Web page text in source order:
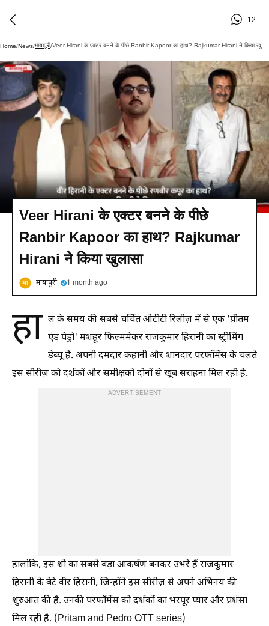
12
Home/News/मायापुरी/
Veer Hirani के एक्टर बनने के पीछे
Ranbir Kapoor का हाथ? Rajkumar
Hirani ने किया खुलासा
मायापुरी 1 month ago
हा ल के समय की सबसे चर्चित ओटीटी रिलीज़ में से एक 'प्रीतम
एंड पेड्रो' मशहूर फिल्ममेकर राजकुमार हिरानी का स्ट्रीमिंग
डेब्यू है. अपनी दमदार कहानी और शानदार परफॉर्मेंस के चलते
इस सीरीज़ को दर्शकों और समीक्षकों दोनों से खूब सराहना मिल रही है.
ADVERTISEMENT
हालांकि, इस शो का सबसे बड़ा आकर्षण बनकर उभरे हैं राजकुमार
हिरानी के बेटे वीर हिरानी, जिन्होंने इस सीरीज़ से अपने अभिनय की
शुरुआत की है. उनकी परफॉर्मेंस को दर्शकों का भरपूर प्यार और प्रशंसा
मिल रही है. (Pritam and Pedro OTT series)